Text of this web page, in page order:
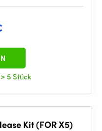
> 5 Stück
Kit (FOR X5)